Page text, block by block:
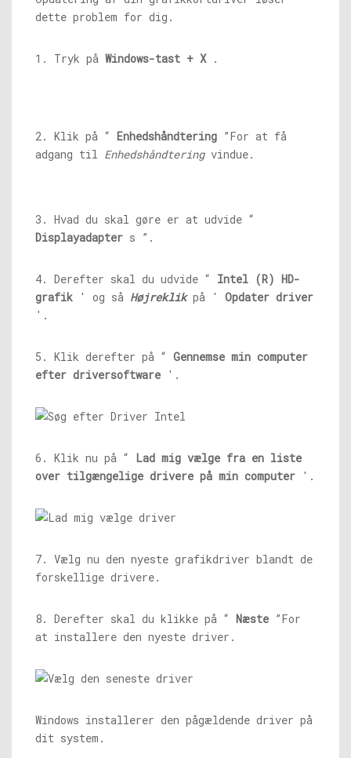
dette problem for dig.
1. Tryk på Windows-tast + X.
2. Klik på “ Enhedshåndtering ”For at få
adgang til Enhedshåndteringvindue.
3. Hvad du skal gøre er at udvide “
Displayadapter s ”.
4. Derefter skal du udvide “ Intel (R) HD-
grafik ' og så Højreklik på ' Opdater driver
'.
5. Klik derefter på “ Gennemse min computer
efter driversoftware '.
6. Klik nu på “ Lad mig vælge fra en liste
over tilgængelige drivere på min computer '.
7. Vælg nu den nyeste grafikdriver blandt de
forskellige drivere.
8. Derefter skal du klikke på “ Næste ”For
at installere den nyeste driver.
Windows installerer den pågældende driver på
dit system.